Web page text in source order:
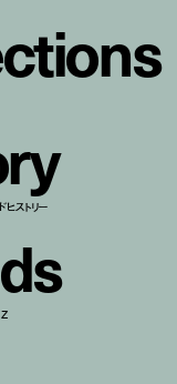
ctions
ry
ストリー
ds